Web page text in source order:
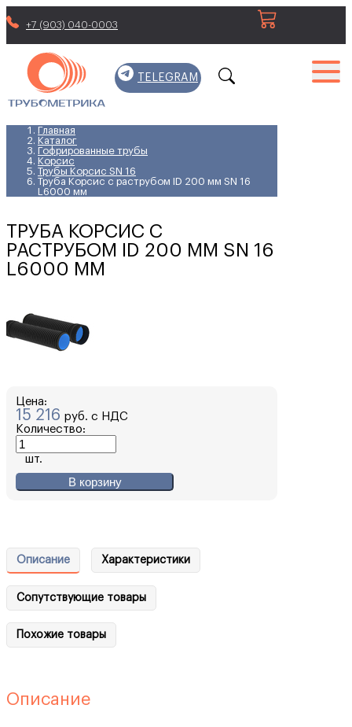
+7 (903) 040-0003
TELEGRAM
Главная
Каталог
Гофрированные трубы
Корсис
Трубы Корсис SN 16
Труба Корсис с раструбом ID 200 мм SN 16
L6000 мм
ТРУБА КОРСИС С
РАСТРУБОМ ID 200 ММ SN 16
L6000 ММ
Цена:
15 216 руб. с НДС
Количество:
шт.
В корзину
Описание Характеристики
Сопутствующие товары
Похожие товары
Описание